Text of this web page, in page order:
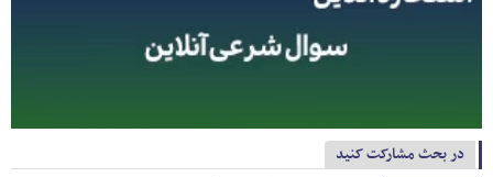
در بحث مشارکت کنید